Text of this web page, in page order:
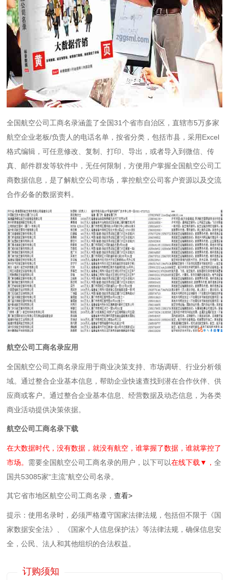
全国航空公司工商名录涵盖了全国31个省市自治区，直辖市5万多家
航空企业老板/负责人的电话名单，按省分类，包括市县，采用Excel
格式编辑，可任意修改、复制、打印、导出，或者导入到微信、传
真、邮件群发等软件中，无任何限制，方便用户掌握全国航空公司工
商数据信息，是了解航空公司市场，掌控航空公司客户资源以及交流
合作必备的数据资料。
航空公司工商名录应用
全国航空公司工商名录应用于商业决策支持、市场调研、行业分析领
域。通过整合企业基本信息，帮助企业快速查找到潜在合作伙伴、供
应商或客户。通过整合企业基本信息、经营数据及动态信息，为各类
商业活动提供决策依据。
航空公司工商名录下载
在大数据时代，没有数据，就没有航空，谁掌握了数据，谁就掌控了
市场。 需要全国航空公司工商名录的用户，以下可以在线下载▼，全
国共53085家“主流”航空公司名录。
其它省市地区航空公司工商名录，查看>
提示：使用名录时，必须严格遵守国家法律法规，包括但不限于《国
家数据安全法》、《国家个人信息保护法》等‌法律法规，确保信息安
全，公民、法人和其他组织的合法权益。
订购须知